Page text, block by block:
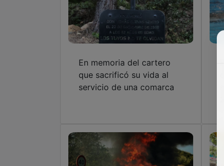
En memoria del cartero
que sacrificó su vida al
servicio de una comarca